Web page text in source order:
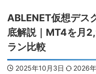
ABLENET仮想デス
底解説｜MT4を月
ラン比較
2025年10月3日 2026